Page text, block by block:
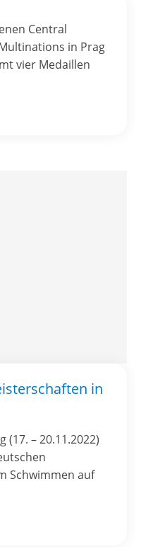
Central
in Prag
vier Medaillen
in
– 20.11.2022)
Schwimmen auf